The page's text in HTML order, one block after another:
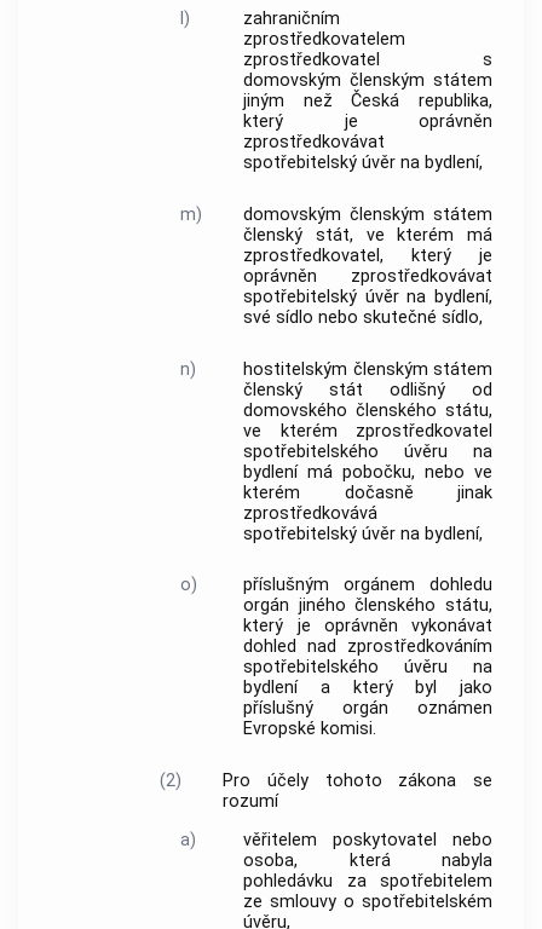
l)
zahraničním
zprostředkovatelem
zprostředkovatel s
domovským členským státem
jiným než Česká republika,
který je oprávněn
zprostředkovávat
spotřebitelský úvěr na bydlení,
m)
domovským členským státem
členský stát, ve kterém má
zprostředkovatel, který je
oprávněn zprostředkovávat
spotřebitelský úvěrna bydlení,
své sídlo nebo skutečné sídlo,
n)
hostitelským členským státem
členský stát odlišný od
domovského členského státu,
ve kterém zprostředkovatel
spotřebitelského úvěru na
bydlení má pobočku, nebo ve
kterém dočasně jinak
zprostředkovává
spotřebitelský úvěr na bydlení,
o)
příslušným orgánem dohledu
orgán jiného členského státu,
který je oprávněn vykonávat
dohled nad zprostředkováním
spotřebitelského úvěru na
bydlení a který byl jako
příslušný orgán oznámen
Evropské komisi.
(2)
Pro účely tohoto zákona se
rozumí
a)
věřitelem poskytovatel
nebo
osoba, která nabyla
pohledávku za spotřebitelem
ze smlouvy o spotřebitelském
úvěru,